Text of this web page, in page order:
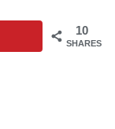
10
SHARES